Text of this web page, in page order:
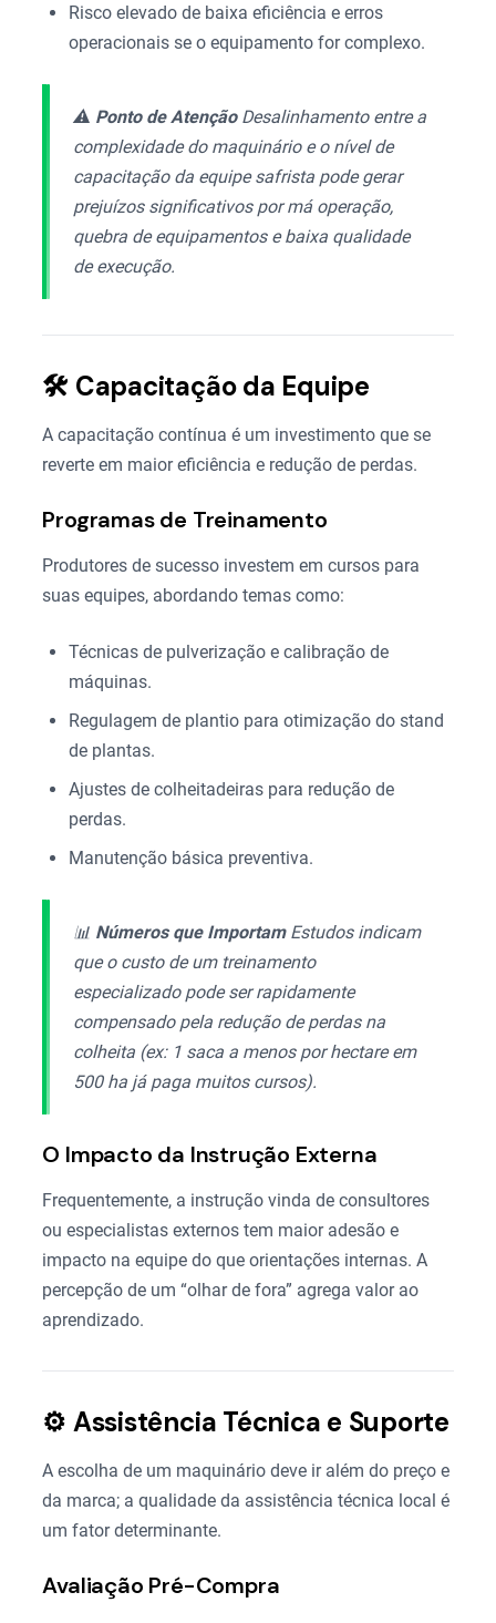
Risco elevado de baixa eficiência e erros
operacionais se o equipamento for complexo.
⚠️ Ponto de AtençãoDesalinhamento entre a
complexidade do maquinário e o nível de
capacitação da equipe safrista pode gerar
prejuízos significativos por má operação,
quebra de equipamentos e baixa qualidade
de execução.
🛠️ Capacitação da Equipe
A capacitação contínua é um investimento que se
reverte em maior eficiência e redução de perdas.
Programas de Treinamento
Produtores de sucesso investem em cursos para
suas equipes, abordando temas como:
Técnicas de pulverização e calibração de
máquinas.
Regulagem de plantio para otimização do stand
de plantas.
Ajustes de colheitadeiras para redução de
perdas.
Manutenção básica preventiva.
📊 Números que ImportamEstudos indicam
que o custo de um treinamento
especializado pode ser rapidamente
compensado pela redução de perdas na
colheita (ex: 1 saca a menos por hectare em
500 ha já paga muitos cursos).
O Impacto da Instrução Externa
Frequentemente, a instrução vinda de consultores
ou especialistas externos tem maior adesão e
impacto na equipe do que orientações internas. A
percepção de um “olhar de fora” agrega valor ao
aprendizado.
⚙️ Assistência Técnica e Suporte
A escolha de um maquinário deve ir além do preço e
da marca; a qualidade da assistência técnica local é
um fator determinante.
Avaliação Pré-Compra